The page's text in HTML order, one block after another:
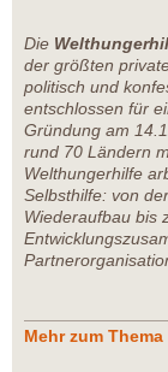
Die
der größten
politisch und
entschlossen für
Gründung am
rund 70 Ländern
Welthungerhilfe
Selbsthilfe: von
Wiederaufbau bis
Mehr zum Thema